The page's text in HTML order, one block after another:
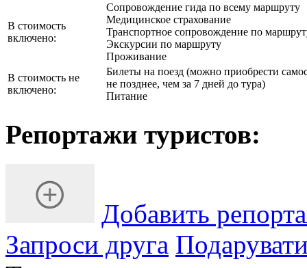
В стоимость
включено:
Сопровождение гида по всему маршруту
Медицинское страхование
Транспортное сопровождение по
Экскурсии по маршруту
Проживание
В стоимость не
включено:
Билеты на поезд (можно приобрести
не позднее, чем за 7 дней до тура)
Питание
Репортажи туристов:
Добавить
Запроси друга